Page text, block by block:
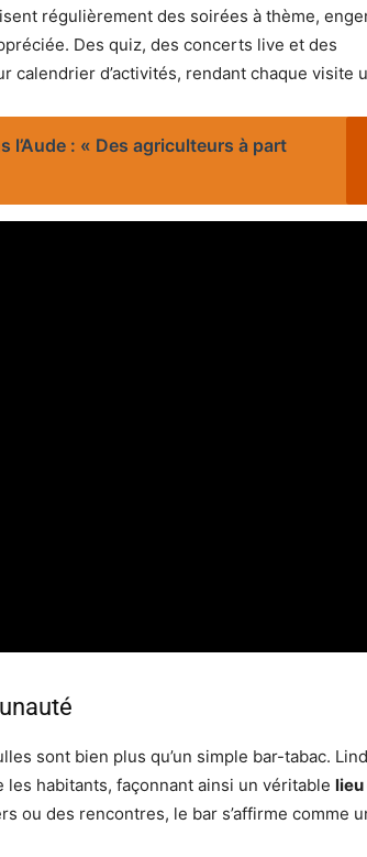
régulièrement des soirées à thème,
Des quiz, des concerts live et des
d’activités, rendant chaque visite
l’Aude : « Des agriculteurs à part
sont bien plus qu’un simple bar-tabac.
habitants, façonnant ainsi un véritable lieu
ou des rencontres, le bar s’affirme comme